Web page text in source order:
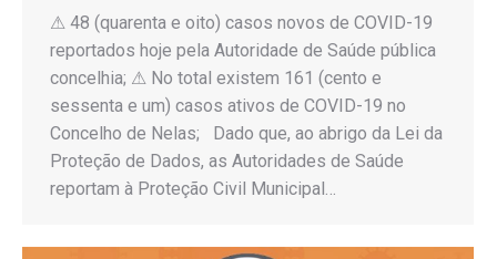
⚠ 48 (quarenta e oito) casos novos de COVID-19
reportados hoje pela Autoridade de Saúde pública
concelhia; ⚠ No total existem 161 (cento e
sessenta e um) casos ativos de COVID-19 no
Concelho de Nelas; Dado que, ao abrigo da Lei da
Proteção de Dados, as Autoridades de Saúde
reportam à Proteção Civil Municipal…